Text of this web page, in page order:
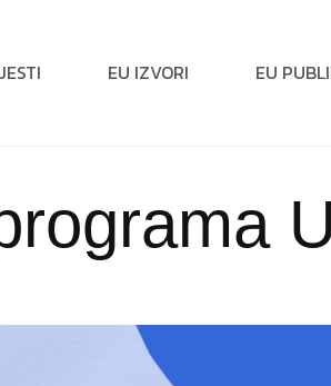
EU IZVORI EU